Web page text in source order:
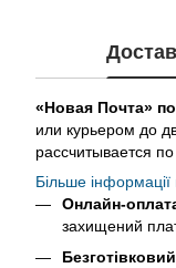
«Новая Почта»
или курьером до
рассчитывается
Більше інформації
Онлайн-
захищений